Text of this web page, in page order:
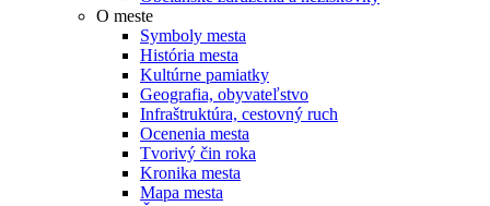
O meste
Symboly mesta
História mesta
Kultúrne pamiatky
Geografia, obyvateľstvo
Infraštruktúra, cestovný ruch
Ocenenia mesta
Tvorivý čin roka
Kronika mesta
Mapa mesta